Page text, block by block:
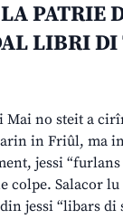
LA PATRIE
LIBRI
Mai no steit a
in Friûl, ma
jessi
colpe. Salacor
jessi “libars di